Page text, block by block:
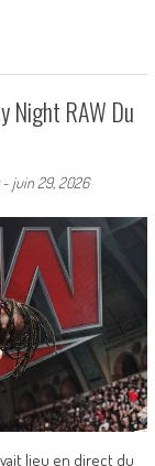
Night RAW Du
juin 29, 2026
lieu en direct du